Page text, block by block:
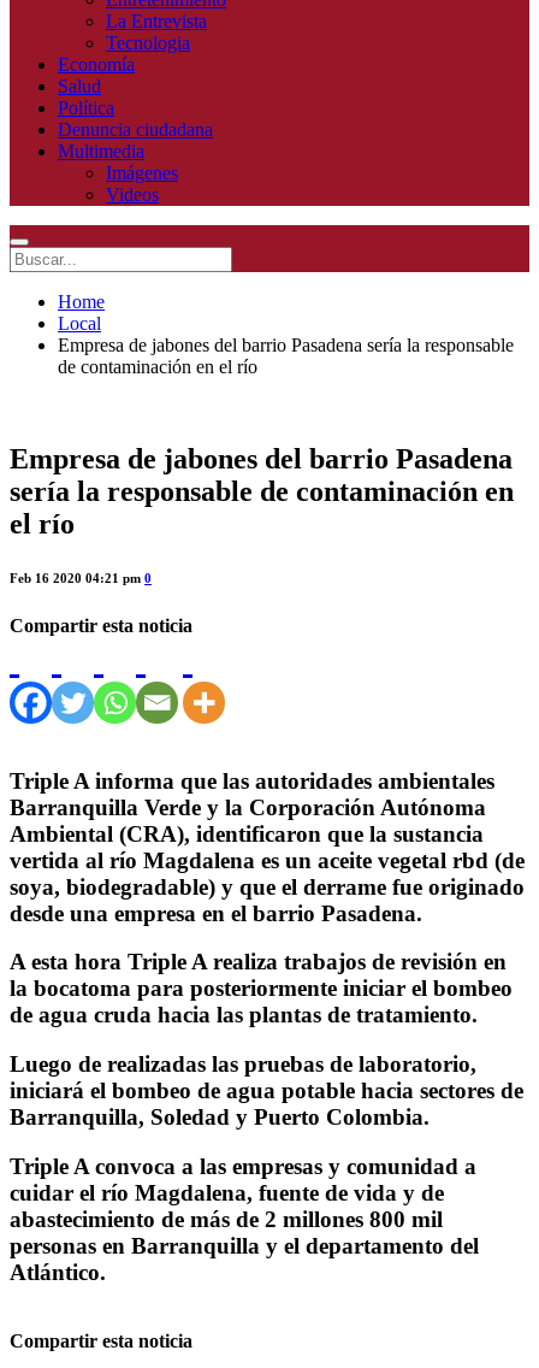
La Entrevista
Tecnologia
Economía
Salud
Política
Denuncia ciudadana
Multimedia
Imágenes
Videos
Home
Local
Empresa de jabones del barrio Pasadena sería la responsable
de contaminación en el río
Empresa de jabones del barrio Pasadena
sería la responsable de contaminación en
el río
Feb 16 2020 04:21 pm 0
Compartir esta noticia
Triple A informa que las autoridades ambientales
Barranquilla Verde y la Corporación Autónoma
Ambiental (CRA), identificaron que la sustancia
vertida al río Magdalena es un aceite vegetal rbd (de
soya, biodegradable) y que el derrame fue originado
desde una empresa en el barrio Pasadena.
A esta hora Triple A realiza trabajos de revisión en
la bocatoma para posteriormente iniciar el bombeo
de agua cruda hacia las plantas de tratamiento.
Luego de realizadas las pruebas de laboratorio,
iniciará el bombeo de agua potable hacia sectores de
Barranquilla, Soledad y Puerto Colombia.
Triple A convoca a las empresas y comunidad a
cuidar el río Magdalena, fuente de vida y de
abastecimiento de más de 2 millones 800 mil
personas en Barranquilla y el departamento del
Atlántico.
Compartir esta noticia